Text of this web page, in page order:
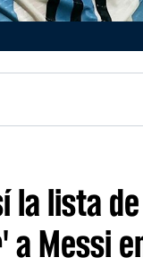
la lista
Messi